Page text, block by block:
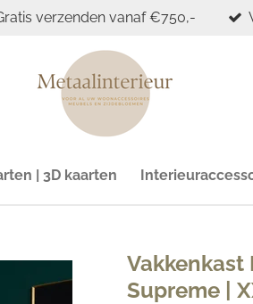
verzenden vanaf €750,-
| 3D kaarten
Vakkenkast
Supreme |